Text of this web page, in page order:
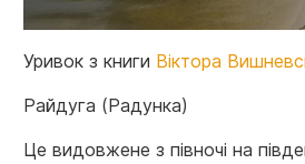
Уривок з книги Віктора
Райдуга (Радунка)
Це видовжене з півночі на